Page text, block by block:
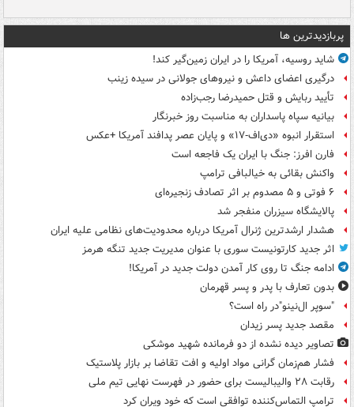
پربازدیدترین ها
شاید روسیه، آمریکا را در ایران زمین‌گیر کند!
درگیری اعضای داعش و نیروهای جولانی در سیده زینب
تأیید ربایش و قتل حمیدرضا رجب‌زاده
بیانیه سپاه پاسداران به مناسبت روز خبرنگار
استقرار انبوه «دی‌اف‑۱۷» و پایان عصر پدافند آمریکا +عکس
فارن افرز: جنگ با ایران یک فاجعه است
واکنش بقائی به خیالبافی ترامپ
۶ فوتی و ۵ مصدوم بر اثر تصادف زنجیره‌ای
پالایشگاه سیزران منفجر شد
هشدار ارشدترین ژنرال آمریکا درباره محدودیت‌های نظامی علیه ایران
اثر جدید کارتونیست سوری با عنوان مدیریت جدید تنگه هرمز
ادامه جنگ تا روی کار آمدن دولت جدید در آمریکا!
بدون تعارف با پدر و پسر قهرمان
"سوپر ال‌نینو"در راه است؟
مقصد جدید پسر زیدان
تصاویر دیده‌ نشده از دو فرمانده شهید موشکی
فشار هم‌زمان گرانی مواد اولیه و افت تقاضا بر بازار پلاستیک
رقابت ۲۸ والیبالیست برای حضور در فهرست نهایی تیم ملی
ترامپ التماس‌کننده توافقی است که خود ویران کرد